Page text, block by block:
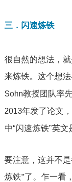
三．闪速炼铁
很自然的想法，
来炼铁。这个想
Sohn教授团队率
2013年发了论文
中“闪速炼铁”英文
要注意，这并不
炼铁”了。乍一看